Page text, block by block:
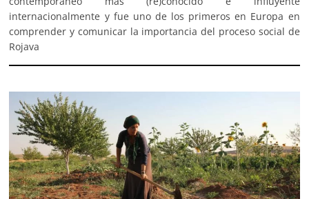
internacionalmente y fue uno de los primeros en Europa en
comprender y comunicar la importancia del proceso social de
Rojava